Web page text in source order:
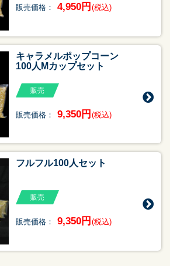
販売価格： 4,950円 (税込)
キャラメルポップコーン
100人Mカップセット
販売
販売価格： 9,350円(税込)
フルフル100人セット
販売
販売価格： 9,350円(税込)